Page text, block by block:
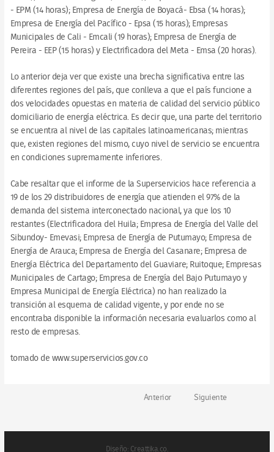
- EPM (14 horas); Empresa de Energía de Boyacá- Ebsa (14 horas);
Empresa de Energía del Pacífico - Epsa (15 horas); Empresas
Municipales de Cali - Emcali (19 horas); Empresa de Energía de
Pereira - EEP (15 horas) y Electrificadora del Meta - Emsa (20 horas).
Lo anterior deja ver que existe una brecha significativa entre las
diferentes regiones del país, que conlleva a que el país funcione a
dos velocidades opuestas en materia de calidad del servicio público
domiciliario de energía eléctrica. Es decir que, una parte del territorio
se encuentra al nivel de las capitales latinoamericanas; mientras
que, existen regiones del mismo, cuyo nivel de servicio se encuentra
en condiciones supremamente inferiores.
Cabe resaltar que el informe de la Superservicios hace referencia a
19 de los 29 distribuidores de energía que atienden el 97% de la
demanda del sistema interconectado nacional, ya que los 10
restantes (Electrificadora del Huila; Empresa de Energía del Valle del
Sibundoy- Emevasi; Empresa de Energía de Putumayo; Empresa de
Energía de Arauca; Empresa de Energía del Casanare; Empresa de
Energía Eléctrica del Departamento del Guaviare; Ruitoque; Empresas
Municipales de Cartago; Empresa de Energía del Bajo Putumayo y
Empresa Municipal de Energía Eléctrica) no han realizado la
transición al esquema de calidad vigente, y por ende no se
encontraba disponible la información necesaria evaluarlos como al
resto de empresas.
tomado de www.superservicios.gov.co
Anterior Siguiente
Diseño: Creattika.co.